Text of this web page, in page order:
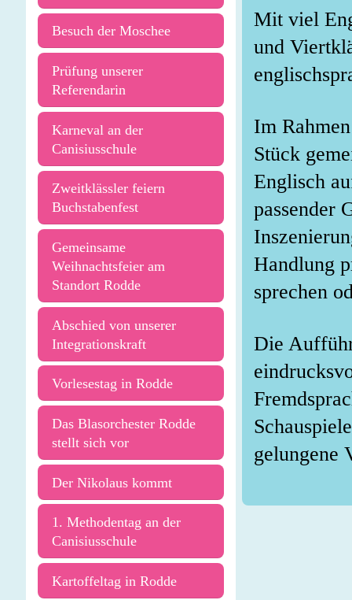
Mit viel
und
Im
Stück
Englisch
passender
Handlung
sprechen
Die
gelungene
Besuch der Moschee
Prüfung unserer
Referendarin
Karneval an der
Canisiusschule
Zweitklässler feiern
Buchstabenfest
Gemeinsame
Weihnachtsfeier am
Standort Rodde
Abschied von unserer
Integrationskraft
Vorlesestag in Rodde
Das Blasorchester Rodde
stellt sich vor
Der Nikolaus kommt
1. Methodentag an der
Canisiusschule
Kartoffeltag in Rodde